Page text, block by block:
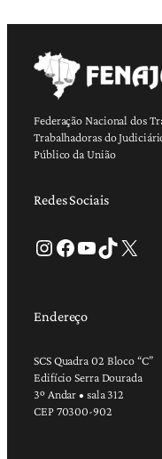
Federação Nacional dos
Trabalhadoras do
Público da União
Redes Sociais
Instagram Facebook Youtube TikTok X
Endereço
SCS Quadra 02 Bloco “C”
Edifício Serra Dourada
3º Andar • sala 312
CEP 70300-902